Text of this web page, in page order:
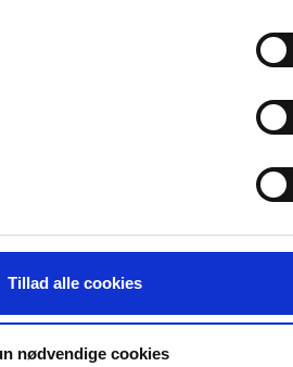
vi bruger til at målrette vores
på annonceindhold, som giver
'Vis detaljer' nedenfor kan du se
vores hjemmeside benytter.
cookies, så giver du samtykke til de
med de pågældende cookies. Du har
tid er det ligeledes muligt, at
ønske det.
Tillad alle cookies
nødvendige cookies